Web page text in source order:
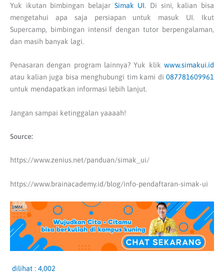
Yuk ikutan bimbingan belajar Simak UI. Di sini, kalian bisa
mengetahui apa saja persiapan untuk masuk UI. Ikut
Supercamp, bimbingan intensif dengan tutor berpengalaman,
dan masih banyak lagi.
Penasaran dengan program lainnya? Yuk klik www.simakui.id
atau kalian juga bisa menghubungi tim kami di 087781609961
untuk mendapatkan informasi lebih lanjut.
Jangan sampai ketinggalan yaaaah!
Source:
https://www.zenius.net/panduan/simak_ui/
https://www.brainacademy.id/blog/info-pendaftaran-simak-ui
dilihat : 4,002